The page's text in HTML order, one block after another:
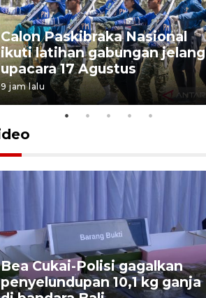
Calon Paskibraka Nasional
ikuti latihan gabungan jelang
upacara 17 Agustus
9 jam lalu
Bea Cukai-Polisi gagalkan
penyelundupan 10,1 kg ganja